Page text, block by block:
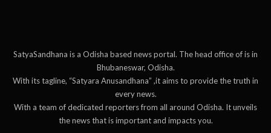
SatyaSandhana is a Odisha based news portal. The head office of is in
Bhubaneswar, Odisha.
With its tagline, “Satyara Anusandhana” ,it aims to provide the truth in
every news.
With a team of dedicated reporters from all around Odisha. It unveils
the news that is important and impacts you.